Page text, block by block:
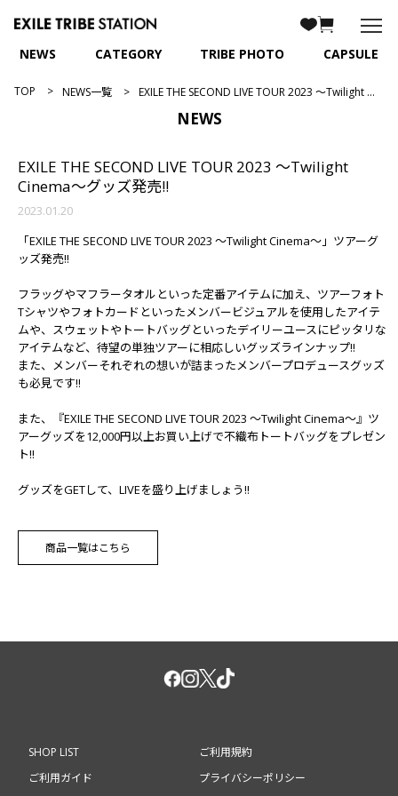
NEWS CATEGORY TRIBE PHOTO CAPSULE
TOP NEWS一覧 EXILE THE SECOND LIVE TOUR 2023 ～Twilight Cinema～グッズ発売!!
NEWS
EXILE THE SECOND LIVE TOUR 2023 ～Twilight
Cinema～グッズ発売!!
2023.01.20
「EXILE THE SECOND LIVE TOUR 2023 ～Twilight Cinema～」ツアーグ
ッズ発売!!
フラッグやマフラータオルといった定番アイテムに加え、ツアーフォト
Tシャツやフォトカードといったメンバービジュアルを使用したアイテ
ムや、スウェットやトートバッグといったデイリーユースにピッタリな
アイテムなど、待望の単独ツアーに相応しいグッズラインナップ!!
また、メンバーそれぞれの想いが詰まったメンバープロデュースグッズ
も必見です!!
また、『EXILE THE SECOND LIVE TOUR 2023 ～Twilight Cinema～』ツ
アーグッズを12,000円以上お買い上げで不織布トートバッグをプレゼン
ト!!
グッズをGETして、LIVEを盛り上げましょう!!
商品一覧はこちら
SHOP LIST
ご利用ガイド
ご利用規約
プライバシーポリシー